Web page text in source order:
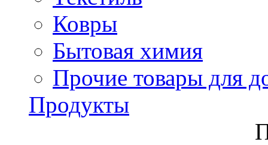
Ковры
Бытовая химия
Прочие товары для
Продукты